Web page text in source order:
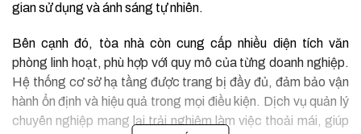
gian sử dụng và ánh sáng tự nhiên.
Bên cạnh đó, tòa nhà còn cung cấp nhiều diện tích văn
phòng linh hoạt, phù hợp với quy mô của từng doanh nghiệp.
Hệ thống cơ sở hạ tầng được trang bị đầy đủ, đảm bảo vận
hành ổn định và hiệu quả trong mọi điều kiện. Dịch vụ quản lý
chuyên nghiệp mang lại trải nghiệm làm việc thoải mái, giúp